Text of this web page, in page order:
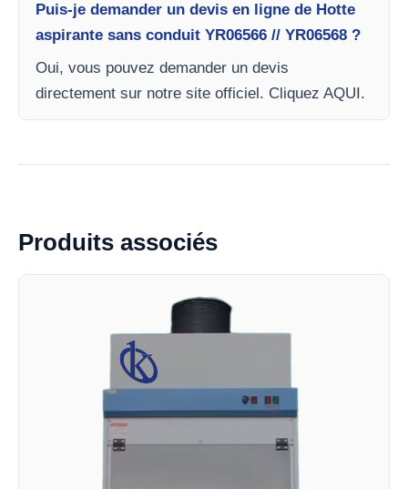
Puis-je demander un devis en ligne de Hotte
aspirante sans conduit YR06566 // YR06568 ?
Oui, vous pouvez demander un devis
directement sur notre site officiel. Cliquez AQUI.
Produits associés